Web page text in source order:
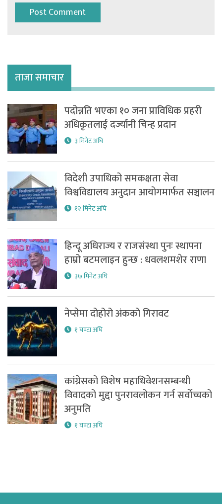
ताजा समाचार
पदोन्नति भएका १० जना प्राविधिक प्रहरी
अधिकृतलाई दर्ज्यानी चिन्ह प्रदान
३ मिनेट अघि
विदेशी उपाधिको समकक्षता सेवा
विश्वविद्यालय अनुदान आयोगमार्फत सञ्चालन
१२ मिनेट अघि
हिन्दू अधिराज्य र राजसंस्था पुनः स्थापना
हाम्रो बटमलाइन हुन्छ : धवलशमशेर राणा
३७ मिनेट अघि
नेप्सेमा दोहोरो अंकको गिरावट
१ घण्टा अघि
कांग्रेसको विशेष महाधिवेशनसम्बन्धी
विवादको मुद्दा पुनरावलोकन गर्न सर्वोच्चको
अनुमति
१ घण्टा अघि